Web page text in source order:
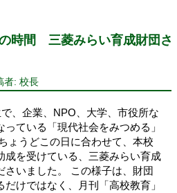
時間 三菱みらい育成財団さ
者: 校長
、企業、NPO、大学、市役所な
ている「現代社会をみつめる」
ょうどこの日に合わせて、本校
成を受けている、三菱みらい育成
さいました。 この様子は、財団
けではなく、月刊「高校教育」